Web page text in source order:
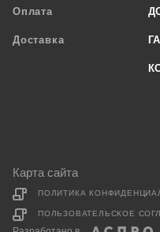
Оплата
Доставка
Карта сайта
ПОЛИТИКА
ПОЛЬЗОВАТЕЛЬСКОЕ